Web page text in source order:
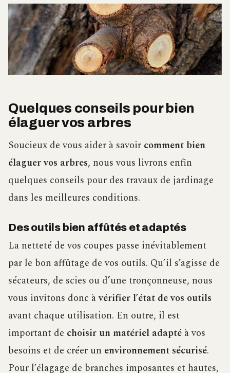
Quelques conseils pour bien
élaguer vos arbres
Soucieux de vous aider à savoir comment bien
élaguer vos arbres, nous vous livrons enfin
quelques conseils pour des travaux de jardinage
dans les meilleures conditions.
Des outils bien affûtés et adaptés
La netteté de vos coupes passe inévitablement
par le bon affûtage de vos outils. Qu’il s’agisse de
sécateurs, de scies ou d’une tronçonneuse, nous
vous invitons donc àvérifier l’état de vos outils
avant chaque utilisation. En outre, il est
important de choisir un matériel adapté à vos
besoins et de créer un environnement sécurisé.
Pour l’élagage de branches imposantes et hautes,